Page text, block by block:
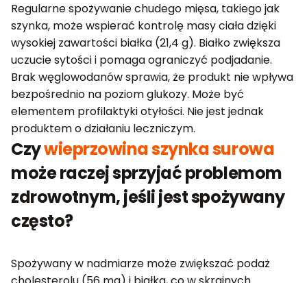
Regularne spożywanie chudego mięsa, takiego jak
szynka, może wspierać kontrolę masy ciała dzięki
wysokiej zawartości białka (21,4 g). Białko zwiększa
uczucie sytości i pomaga ograniczyć podjadanie.
Brak węglowodanów sprawia, że produkt nie wpływa
bezpośrednio na poziom glukozy. Może być
elementem profilaktyki otyłości. Nie jest jednak
produktem o działaniu leczniczym.
Czywieprzowina szynka surowa
może raczej sprzyjać problemom
zdrowotnym, jeśli jest spożywany
często?
Spożywany w nadmiarze może zwiększać podaż